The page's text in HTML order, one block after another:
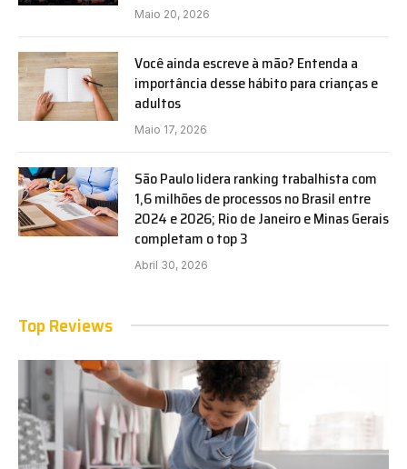
Maio 20, 2026
Você ainda escreve à mão? Entenda a
importância desse hábito para crianças e
adultos
Maio 17, 2026
São Paulo lidera ranking trabalhista com
1,6 milhões de processos no Brasil entre
2024 e 2026; Rio de Janeiro e Minas Gerais
completam o top 3
Abril 30, 2026
Top Reviews